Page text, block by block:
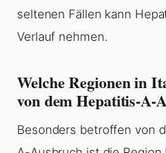
seltenen Fällen kann
Verlauf nehmen.
Welche Regionen in
von dem Hepatitis-A-
Besonders betroffen von